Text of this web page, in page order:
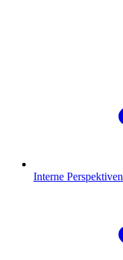
Interne Perspektiven